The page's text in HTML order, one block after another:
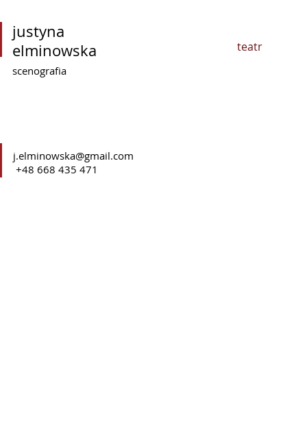
justyna
elminowska
scenografia
teatr
j.elminowska@gmail.com
+48 668 435 471